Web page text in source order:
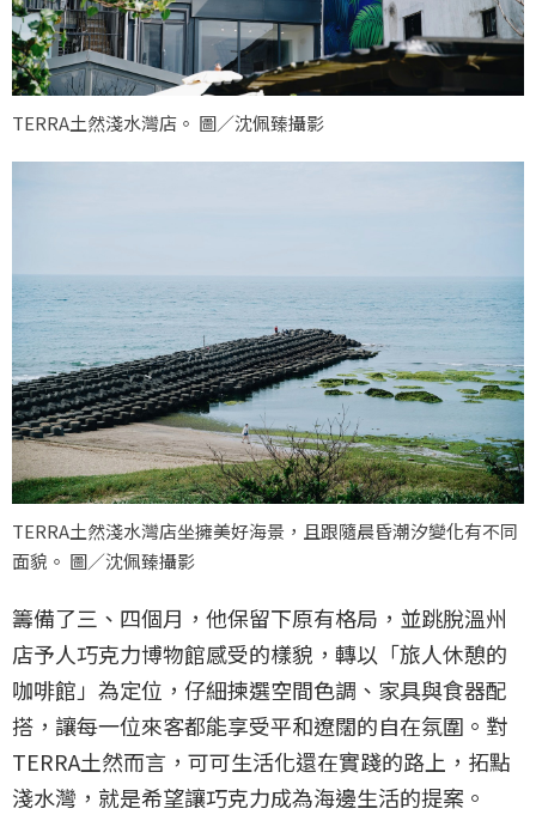
TERRA土然淺水灣店。 圖／沈佩臻攝影
TERRA土然淺水灣店坐擁美好海景，且跟隨晨昏潮汐變化有不同
面貌。 圖／沈佩臻攝影
籌備了三、四個月，他保留下原有格局，並跳脫溫州
店予人巧克力博物館感受的樣貌，轉以「旅人休憩的
咖啡館」為定位，仔細揀選空間色調、家具與食器配
搭，讓每一位來客都能享受平和遼闊的自在氛圍。對
TERRA土然而言，可可生活化還在實踐的路上，拓點
淺水灣，就是希望讓巧克力成為海邊生活的提案。